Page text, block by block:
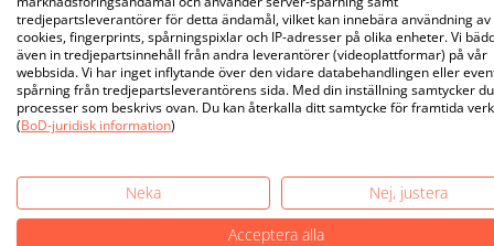
tredjepartsleverantörer för detta ändamål, vilket kan innebära användning av
cookies, fingerprints, spårningspixlar och IP-adresser på olika enheter. Vi
även in tredjepartsinnehåll från andra leverantörer (videoplattformar) på vår
webbsida. Vi har inget inflytande över den vidare databehandlingen eller
spårning från tredjepartsleverantörens sida. Med din inställning samtycker
processer som beskrivs ovan. Du kan återkalla ditt samtycke för framtida
(BoD-juridisk information)
Neka
Nej, justera
Acceptera alla